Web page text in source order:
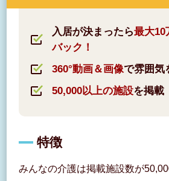
入居が決まったら最大10
バック！
360°動画＆画像で雰囲気
50,000以上の施設を掲載
特徴
みんなの介護は掲載施設数が